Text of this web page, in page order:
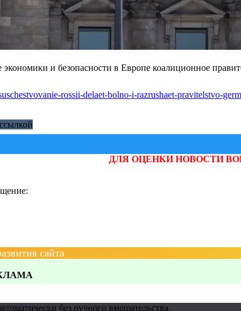
и безопасности в Европе коалиционное
rossii-delaet-bolno-i-razrushaet-pravitelstvo-
ДЛЯ ОЦЕНКИ НОВОСТИ
сайта
без ручного вмешательства.